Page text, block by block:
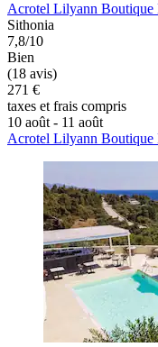
Acrotel Lilyann Boutique
Sithonia
7,8/10
Bien
(18 avis)
271 €
taxes et frais compris
10 août - 11 août
Acrotel Lilyann Boutique